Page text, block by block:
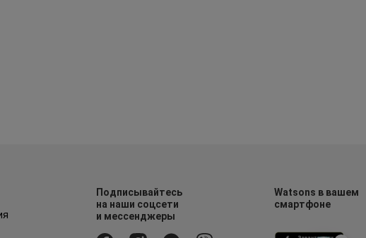
Подписывайтесь
на наши соцсети
и мессенджеры
Watsons в вашем
смартфоне